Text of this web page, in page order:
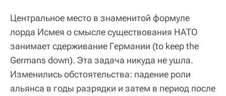
Центральное место в знаменитой формуле
лорда Исмея о смысле существования НАТО
занимает сдерживание Германии (to keep the
Germans down). Эта задача никуда не ушла.
Изменились обстоятельства: падение роли
альянса в годы разрядки и затем в период после